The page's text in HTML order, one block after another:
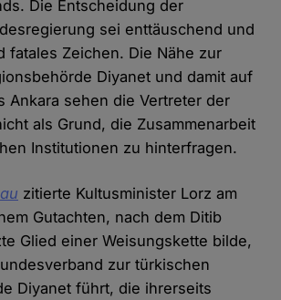
Die Entscheidung der
sei enttäuschend und
fatales Zeichen. Die Nähe zur
Diyanet und damit auf
Ankara sehen die Vertreter der
als Grund, die Zusammenarbeit
Institutionen zu hinterfragen.
zitierte Kultusminister Lorz am
Gutachten, nach dem Ditib
Glied einer Weisungskette bilde,
zur türkischen
Diyanet führt, die ihrerseits